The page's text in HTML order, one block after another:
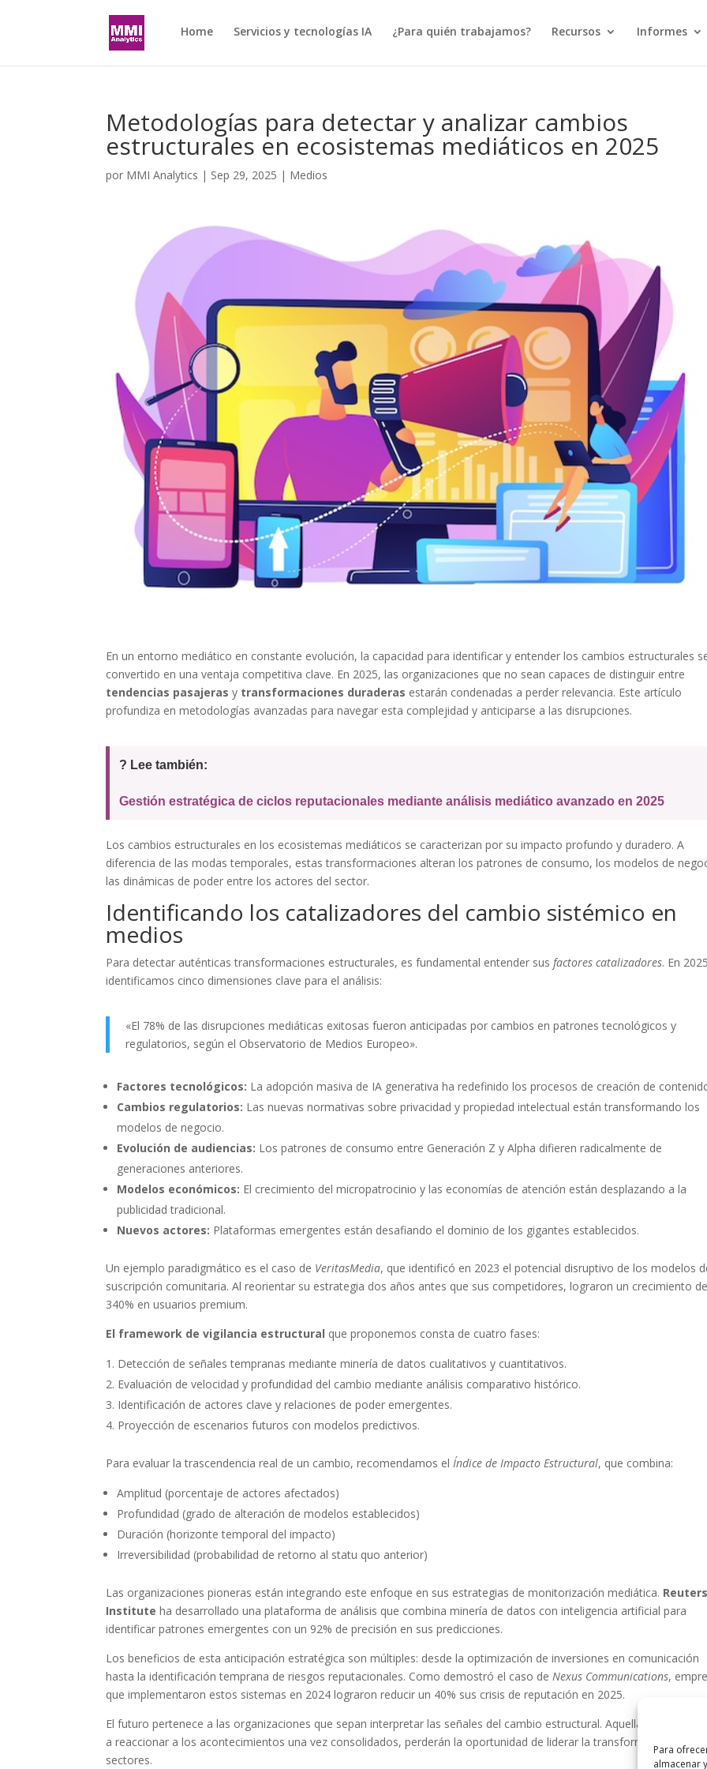
Para
almacenar
Home Servicios y tecnologías IA ¿Para quién trabajamos? Recursos Informes
Metodologías para detectar y analizar cambios
estructurales en ecosistemas mediáticos en 2025
por MMI Analytics | Sep 29, 2025 | Medios
En un entorno mediático en constante evolución, la capacidad para identificar y entender los cambios estructurales
convertido en una ventaja competitiva clave. En 2025, las organizaciones que no sean capaces de distinguir entre
tendencias pasajeras y transformaciones duraderas estarán condenadas a perder relevancia. Este artículo
profundiza en metodologías avanzadas para navegar esta complejidad y anticiparse a las disrupciones.
? Lee también:
Gestión estratégica de ciclos reputacionales mediante análisis mediático avanzado en 2025
Los cambios estructurales en los ecosistemas mediáticos se caracterizan por su impacto profundo y duradero. A
diferencia de las modas temporales, estas transformaciones alteran los patrones de consumo, los modelos de
las dinámicas de poder entre los actores del sector.
Identificando los catalizadores del cambio sistémico en
medios
Para detectar auténticas transformaciones estructurales, es fundamental entender sus factores catalizadores. En
identificamos cinco dimensiones clave para el análisis:
«El 78% de las disrupciones mediáticas exitosas fueron anticipadas por cambios en patrones tecnológicos y
regulatorios, según el Observatorio de Medios Europeo».
Factores tecnológicos: La adopción masiva de IA generativa ha redefinido los procesos de creación de
Cambios regulatorios: Las nuevas normativas sobre privacidad y propiedad intelectual están transformando los
modelos de negocio.
Evolución de audiencias: Los patrones de consumo entre Generación Z y Alpha difieren radicalmente de
generaciones anteriores.
Modelos económicos: El crecimiento del micropatrocinio y las economías de atención están desplazando a la
publicidad tradicional.
Nuevos actores: Plataformas emergentes están desafiando el dominio de los gigantes establecidos.
Un ejemplo paradigmático es el caso de VeritasMedia, que identificó en 2023 el potencial disruptivo de los modelos
suscripción comunitaria. Al reorientar su estrategia dos años antes que sus competidores, lograron un crecimiento
340% en usuarios premium.
El framework de vigilancia estructural que proponemos consta de cuatro fases:
Detección de señales tempranas mediante minería de datos cualitativos y cuantitativos.
Evaluación de velocidad y profundidad del cambio mediante análisis comparativo histórico.
Identificación de actores clave y relaciones de poder emergentes.
Proyección de escenarios futuros con modelos predictivos.
Para evaluar la trascendencia real de un cambio, recomendamos el Índice de Impacto Estructural, que combina:
Amplitud (porcentaje de actores afectados)
Profundidad (grado de alteración de modelos establecidos)
Duración (horizonte temporal del impacto)
Irreversibilidad (probabilidad de retorno al statu quo anterior)
Las organizaciones pioneras están integrando este enfoque en sus estrategias de monitorización mediática. Reuters
Institute ha desarrollado una plataforma de análisis que combina minería de datos con inteligencia artificial para
identificar patrones emergentes con un 92% de precisión en sus predicciones.
Los beneficios de esta anticipación estratégica son múltiples: desde la optimización de inversiones en comunicación
hasta la identificación temprana de riesgos reputacionales. Como demostró el caso de Nexus Communications,
que implementaron estos sistemas en 2024 lograron reducir un 40% sus crisis de reputación en 2025.
El futuro pertenece a las organizaciones que sepan interpretar las señales del cambio estructural. Aquellas que se
a reaccionar a los acontecimientos una vez consolidados, perderán la oportunidad de liderar la transformación de sus
sectores.